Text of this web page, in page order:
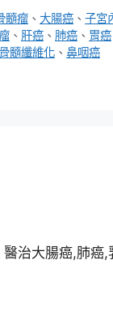
髓瘤 、大腸癌 、子宮
、 肝癌 、 肺癌 、 胃癌
骨髓纖維化 、 鼻咽癌
治大腸癌,肺癌